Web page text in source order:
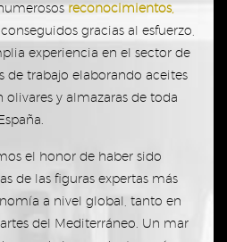
reconocimientos,
gracias al esfuerzo,
experiencia en el sector de
de trabajo elaborando aceites
olivares y almazaras de toda
el honor de haber sido
de las figuras expertas más
a nivel global, tanto en
del Mediterráneo. Un mar